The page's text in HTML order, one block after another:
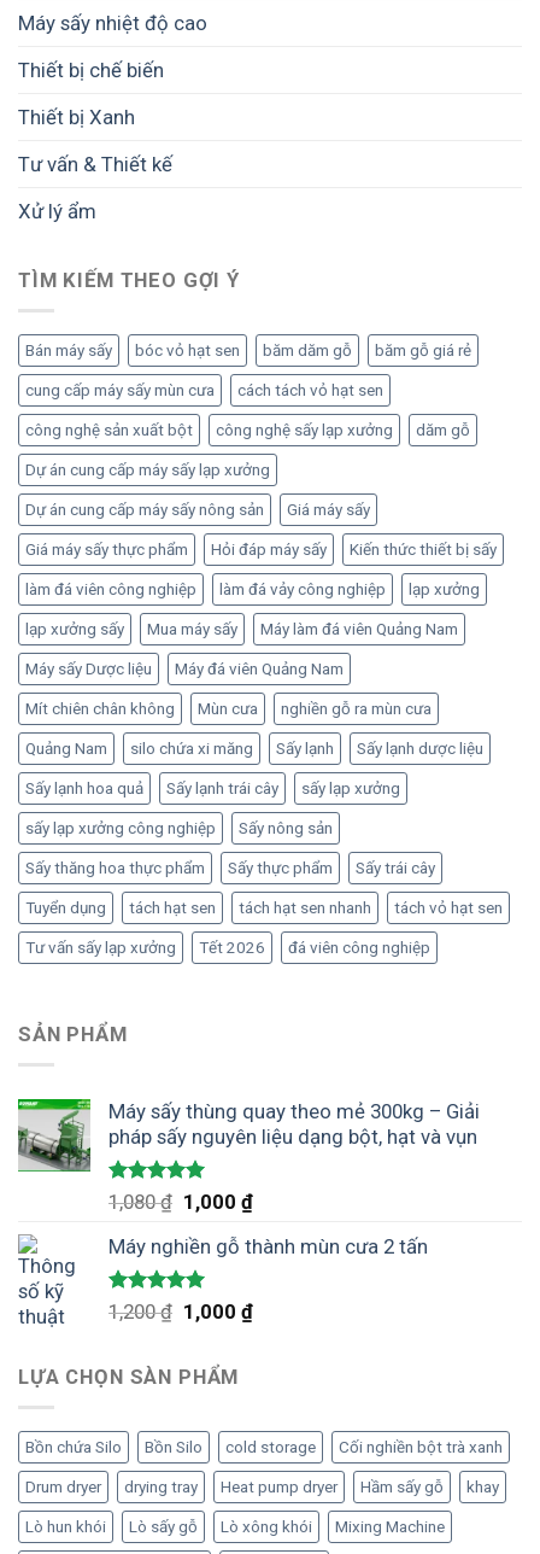
Máy sấy nhiệt độ cao
Thiết bị chế biến
Thiết bị Xanh
Tư vấn & Thiết kế
Xử lý ẩm
TÌM KIẾM THEO GỢI Ý
Bán máy sấy bóc vỏ hạt sen băm dăm gỗ băm gỗ giá rẻ
cung cấp máy sấy mùn cưa cách tách vỏ hạt sen
công nghệ sản xuất bột công nghệ sấy lạp xưởng dăm gỗ
Dự án cung cấp máy sấy lạp xưởng
Dự án cung cấp máy sấy nông sản Giá máy sấy
Giá máy sấy thực phẩm Hỏi đáp máy sấy Kiến thức thiết bị sấy
làm đá viên công nghiệp làm đá vảy công nghiệp lạp xưởng
lạp xưởng sấy Mua máy sấy Máy làm đá viên Quảng Nam
Máy sấy Dược liệu Máy đá viên Quảng Nam
Mít chiên chân không Mùn cưa nghiền gỗ ra mùn cưa
Quảng Nam silo chứa xi măng Sấy lạnh Sấy lạnh dược liệu
Sấy lạnh hoa quả Sấy lạnh trái cây sấy lạp xưởng
sấy lạp xưởng công nghiệp Sấy nông sản
Sấy thăng hoa thực phẩm Sấy thực phẩm Sấy trái cây
Tuyển dụng tách hạt sen tách hạt sen nhanh tách vỏ hạt sen
Tư vấn sấy lạp xưởng Tết 2026 đá viên công nghiệp
SẢN PHẨM
Máy sấy thùng quay theo mẻ 300kg – Giải
pháp sấy nguyên liệu dạng bột, hạt và vụn
Được xếp
hạng
5.00
5 sao
1,080₫ Giá
là:
1,080 ₫.
1,000₫Giá
tại
1,000 ₫.
Máy nghiền gỗ thành mùn cưa 2 tấn
Được xếp
hạng
5.00
1,200₫ Giá
là:
1,200 ₫.
1,000₫Giá
LỰA CHỌN SÀN PHẨM
Bồn chứa Silo Bồn Silo cold storage Cối nghiền bột trà xanh
Drum dryer drying tray Heat pump dryer Hầm sấy gỗ khay
Lò hun khói Lò sấy gỗ Lò xông khói Mixing Machine